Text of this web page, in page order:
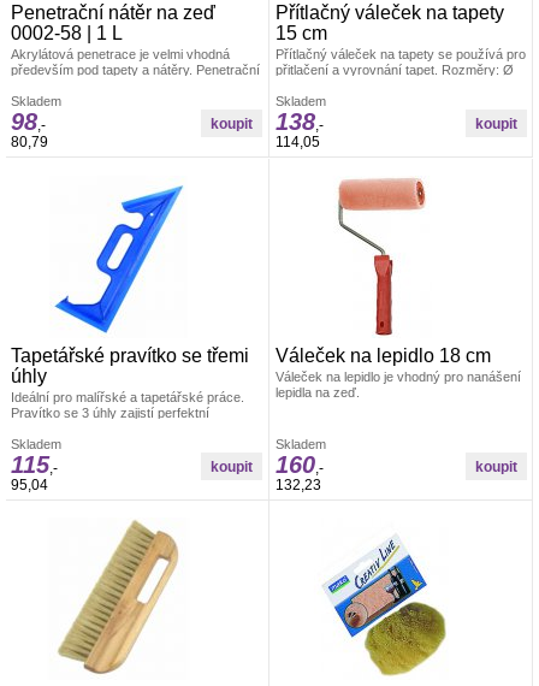
Penetrační nátěr na zeď
0002-58 | 1 L
Akrylátová penetrace je velmi vhodná
především pod tapety a nátěry. Penetrační
kopolymeru.
Skladem
98 ,-
80,79
Přítlačný váleček na tapety
15 cm
Přítlačný váleček na tapety se používá pro
přitlačení a vyrovnání tapet. Rozměry: Ø
PUR pěny, umělohmotný držák +
pozinkovaný drát 6/8 mm
Skladem
138,-
114,05
Tapetářské pravítko se třemi
úhly
Ideální pro malířské a tapetářské práce.
Pravítko se 3 úhly zajistí perfektní
hmota
Skladem
115,-
95,04
Váleček na lepidlo 18 cm
Váleček na lepidlo je vhodný pro nanášení
lepidla na zeď.
Skladem
160,-
132,23